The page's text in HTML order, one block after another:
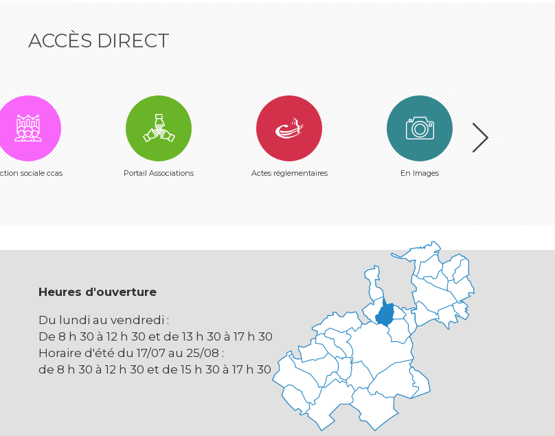
ACCÈS DIRECT
sociale ccas Portail Associations Actes réglementaires En Images Plan
Heures d'ouverture
Du lundi au vendredi :
De 8 h 30 à 12 h 30 et de 13 h 30 à 17 h 30
Horaire d'été du 17/07 au 25/08 :
de 8 h 30 à 12 h 30 et de 15 h 30 à 17 h 30